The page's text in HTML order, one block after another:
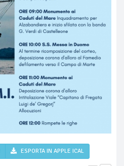
ESPORTA IN APPLE ICAL